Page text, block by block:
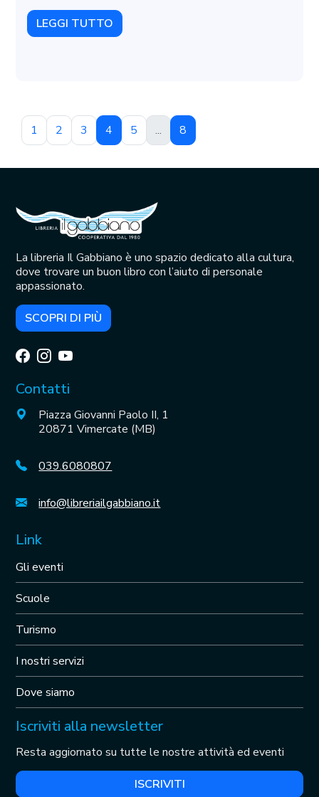
LEGGI TUTTO
1 2 3 4 5 ... 8
La libreria Il Gabbiano è uno spazio dedicato alla cultura,
dove trovare un buon libro con l’aiuto di personale
appassionato.
SCOPRI DI PIÙ
Contatti
Piazza Giovanni Paolo II, 1
20871 Vimercate (MB)
039.6080807
info@libreriailgabbiano.it
Link
Gli eventi
Scuole
Turismo
I nostri servizi
Dove siamo
Iscriviti alla newsletter
Resta aggiornato su tutte le nostre attività ed eventi
ISCRIVITI